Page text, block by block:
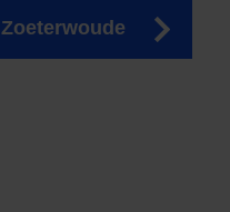
Zoeterwoude